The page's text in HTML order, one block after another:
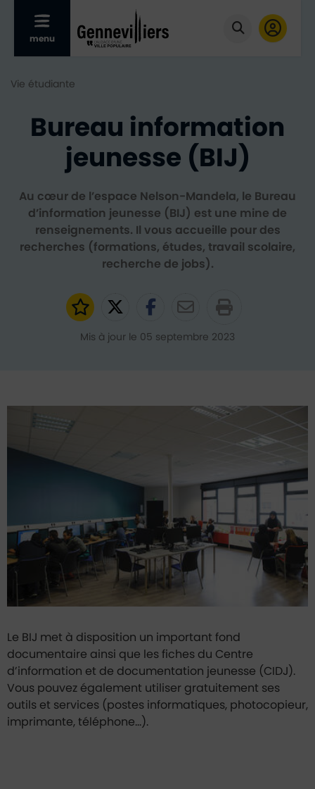
Afficher le menu mobile
menu Cliquer
Vie étudiante
Bureau information
jeunesse (BIJ)
Au cœur de l’espace Nelson-Mandela, le Bureau
d’information jeunesse (BIJ) est une mine de
renseignements. Il vous accueille pour des
recherches (formations, études, travail scolaire,
recherche de jobs).
Ajouter aux favoris
Partager sur Twitter
Partager sur
Partager par
Mis à jour le 05 septembre 2023
Le BIJ met à disposition un important fond
documentaire ainsi que les fiches du Centre
d’information et de documentation jeunesse (CIDJ).
Vous pouvez également utiliser gratuitement ses
outils et services (postes informatiques, photocopieur,
imprimante, téléphone...).